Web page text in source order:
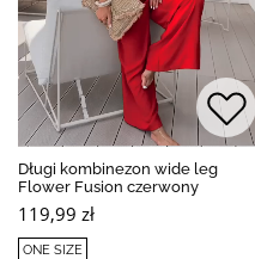
Długi kombinezon wide leg
Flower Fusion czerwony
119,99 zł
ONE SIZE